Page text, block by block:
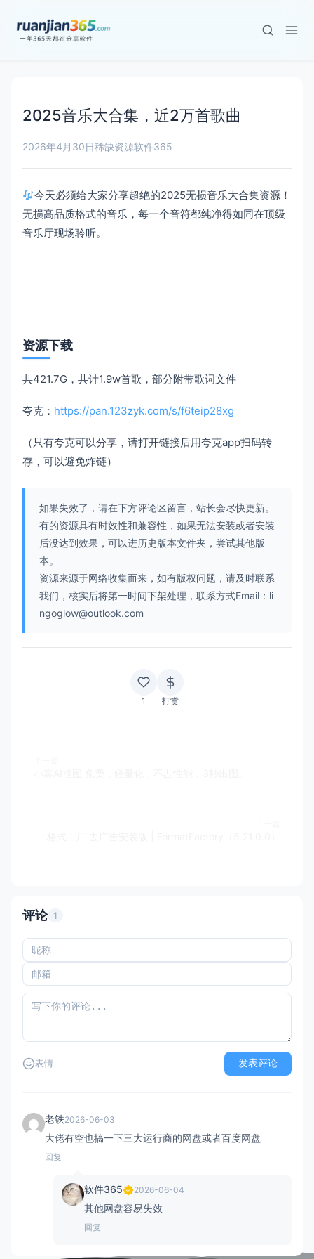
2025音乐大合集，近2万首歌曲
2026年4月30日稀缺资源软件365
今天必须给大家分享超绝的2025无损音乐大合集资源！
无损高品质格式的音乐，每一个音符都纯净得如同在顶级
音乐厅现场聆听。
资源下载
共421.7G，共计1.9w首歌，部分附带歌词文件
夸克： https://pan.123zyk.com/s/f6teip28xg
（只有夸克可以分享，请打开链接后用夸克app扫码转
存，可以避免炸链）
如果失效了，请在下方评论区留言，站长会尽快更新。
有的资源具有时效性和兼容性，如果无法安装或者安装
后没达到效果，可以进历史版本文件夹，尝试其他版
本。
资源来源于网络收集而来，如有版权问题，请及时联系
我们，核实后将第一时间下架处理，联系方式Email：li
ngoglow@outlook.com
1 打赏
评论 1
表情 发表评论
老铁2026-06-03
大佬有空也搞一下三大运行商的网盘或者百度网盘
回复
软件365 2026-06-04
其他网盘容易失效
回复